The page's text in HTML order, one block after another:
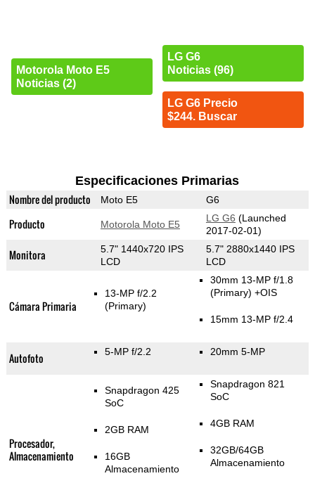
Motorola Moto E5
Noticias (2)
LG G6
Noticias (96)
LG G6 Precio
$244. Buscar
Especificaciones Primarias
Nombre del producto Moto E5 G6
Producto Motorola Moto E5
LG G6 (Launched
2017-02-01)
Monitora
5.7" 1440x720 IPS
LCD
5.7" 2880x1440 IPS
LCD
Cámara Primaria
13-MP f/2.2
(Primary)
30mm 13-MP f/1.8
(Primary) +OIS
15mm 13-MP f/2.4
Autofoto 5-MP f/2.2 20mm 5-MP
Procesador,
Almacenamiento
Snapdragon 425
SoC
2GB RAM
16GB
Almacenamiento
Snapdragon 821
SoC
4GB RAM
32GB/64GB
Almacenamiento